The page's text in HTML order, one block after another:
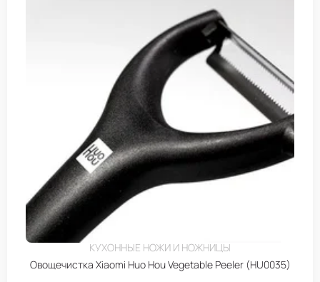
КУХОННЫЕ НОЖИ И НОЖНИЦЫ
Овощечистка Xiaomi Huo Hou Vegetable Peeler (HU0035)